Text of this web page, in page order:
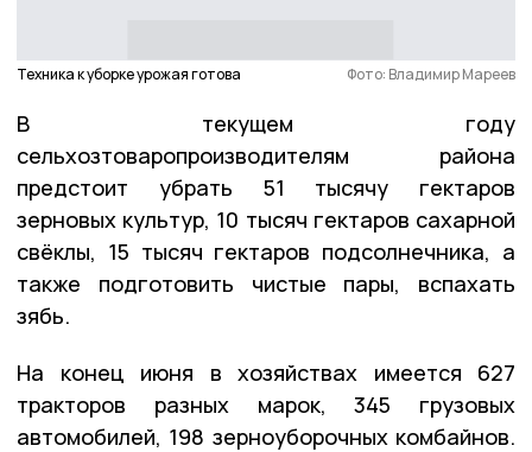
Техника к уборке урожая готова Фото: Владимир Мареев
В текущем году
сельхозтоваропроизводителям района
предстоит убрать 51 тысячу гектаров
зерновых культур, 10 тысяч гектаров сахарной
свёклы, 15 тысяч гектаров подсолнечника, а
также подготовить чистые пары, вспахать
зябь.
На конец июня в хозяйствах имеется 627
тракторов разных марок, 345 грузовых
автомобилей, 198 зерноуборочных комбайнов.